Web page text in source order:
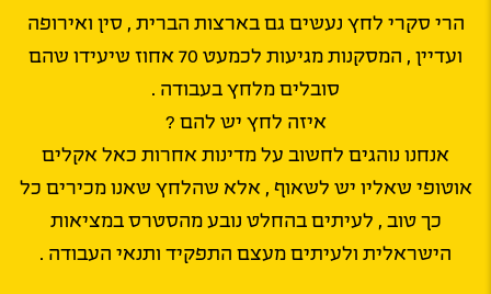
הרי סקרי לחץ נעשים גם בארצות הברית , סין ואירופה
ועדיין , המסקנות מגיעות לכמעט 70 אחוז שיעידו שהם
סובלים מלחץ בעבודה .
איזה לחץ יש להם ?
אנחנו נוהגים לחשוב על מדינות אחרות כאל אקלים
אוטופי שאליו יש לשאוף , אלא שהלחץ שאנו מכירים כל
כך טוב , לעיתים בהחלט נובע מהסטרס במציאות
הישראלית ולעיתים מעצם התפקיד ותנאי העבודה .